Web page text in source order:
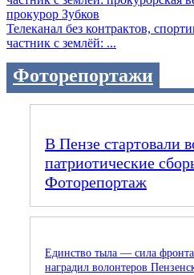
Телеканал без контрактов,
частник с землёй: ...
Фоторепортажи
В Пензе стартовали
патриотические
Фоторепортаж
Единство тыла — сила
наградил волонтеров